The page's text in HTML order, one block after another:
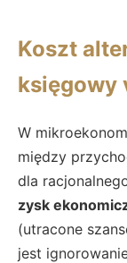
Koszt
księgowy
W
między
dla
zysk
(utracone
jest